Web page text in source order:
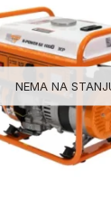
NEMA NA